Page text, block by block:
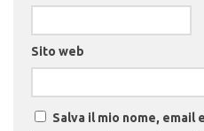
Sito web
Salva il mio nome, email